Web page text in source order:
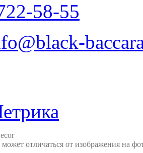
58-55
отличаться от изображения на